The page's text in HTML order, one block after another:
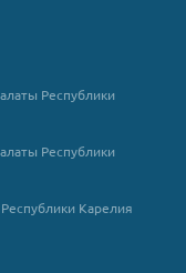
Республики
Республики
Карелия